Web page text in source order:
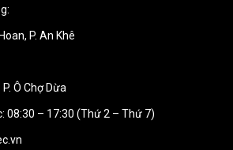
P. An Khê
Ô Chợ Dừa
08:30 – 17:30 (Thứ 2 – Thứ 7)